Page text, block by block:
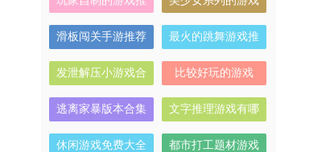
荐
有哪些
滑板闯关手游推荐
最火的跳舞游戏推
荐
发泄解压小游戏合
集
比较好玩的游戏
逃离家暴版本合集
文字推理游戏有哪
些
休闲游戏免费大全
都市打工题材游戏